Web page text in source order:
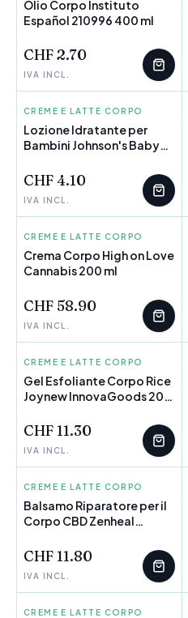
POCHI PEZZI
Olio Corpo Instituto
Español 210996 400 ml
CHF 2.70
IVA INCL.
JOHNSON'S
POCHI PEZZI
CREME E LATTE CORPO
Lozione Idratante per
Bambini Johnson's Baby
CHF 4.10
IVA INCL.
HIGH ON LOVE
CREME E LATTE CORPO
Crema Corpo High on Love
Cannabis 200 ml
CHF 58.90
IVA INCL.
INNOVAGOODS
CREME E LATTE CORPO
Gel Esfoliante Corpo Rice
Joynew InnovaGoods 200
CHF 11.30
IVA INCL.
INNOVAGOODS
CREME E LATTE CORPO
Balsamo Riparatore per il
Corpo CBD Zenheal
CHF 11.80
IVA INCL.
SVR
CREME E LATTE CORPO